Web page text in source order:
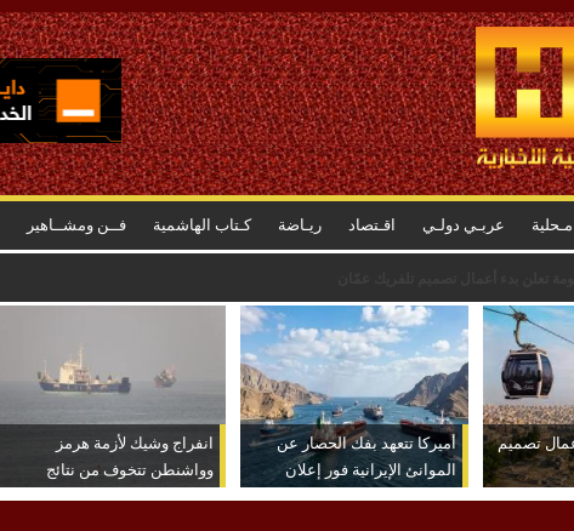
مـحلية عربـي دولـي اقـتصاد ريـاضة كـتاب الهاشمية فــن ومشــاهير
تصميم
أميركا تتعهد بفك الحصار عن
الموانئ الإيرانية فور إعلان
الاتفاق
انفراج وشيك لأزمة هرمز
وواشنطن تتخوف من نتائج
عكسية للتصعيد